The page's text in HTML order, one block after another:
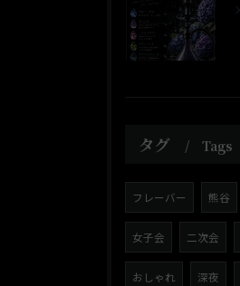
タグ Tags
フレーバー 熊谷
女子会 二次会
おしゃれ 深夜